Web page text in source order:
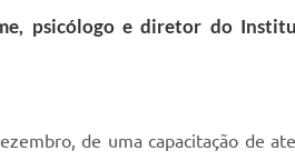
psicólogo e diretor do
de uma capacitação de